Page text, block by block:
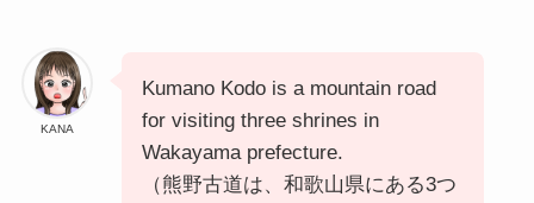
KANA
Kumano Kodo is a mountain road
for visiting three shrines in
Wakayama prefecture.
（熊野古道は、和歌山県にある3つ